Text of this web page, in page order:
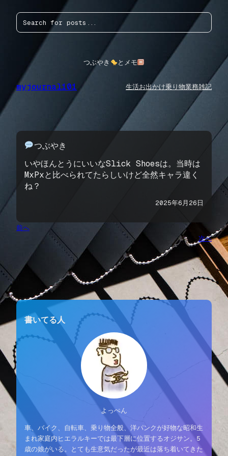
検
索
つぶやき とメモ
myjournal101 生活お出かけ乗り物業務雑記
つぶやき
いやほんとうにいいなSlick Shoesは。当時は
MxPxと比べられてたらしいけど全然キャラ違く
ね？
2025年6月26日
前へ
次へ
書いてる人
よっぺん
車、バイク、自転車、乗り物全般、洋パンクが好物な昭和生
まれ家庭内ヒエラルキーでは最下層に位置するオジサン。5
歳の娘がいる。とても生意気だったが最近は落ち着いてきた